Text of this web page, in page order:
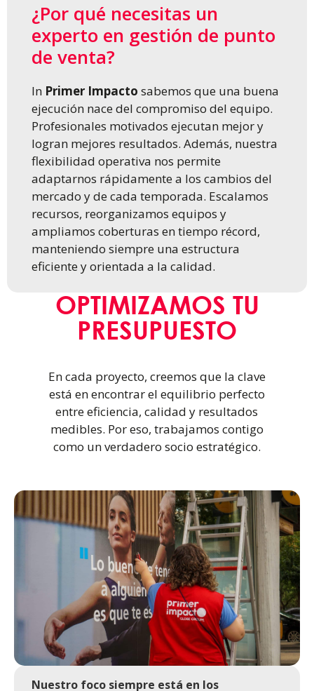
¿Por qué necesitas un
experto en gestión de punto
de venta?
In Primer Impacto sabemos que una buena
ejecución nace del compromiso del equipo.
Profesionales motivados ejecutan mejor y
logran mejores resultados. Además, nuestra
flexibilidad operativa nos permite
adaptarnos rápidamente a los cambios del
mercado y de cada temporada. Escalamos
recursos, reorganizamos equipos y
ampliamos coberturas en tiempo récord,
manteniendo siempre una estructura
eficiente y orientada a la calidad.
OPTIMIZAMOS TU
PRESUPUESTO
En cada proyecto, creemos que la clave
está en encontrar el equilibrio perfecto
entre eficiencia, calidad y resultados
medibles. Por eso, trabajamos contigo
como un verdadero socio estratégico.
Nuestro foco siempre está en los